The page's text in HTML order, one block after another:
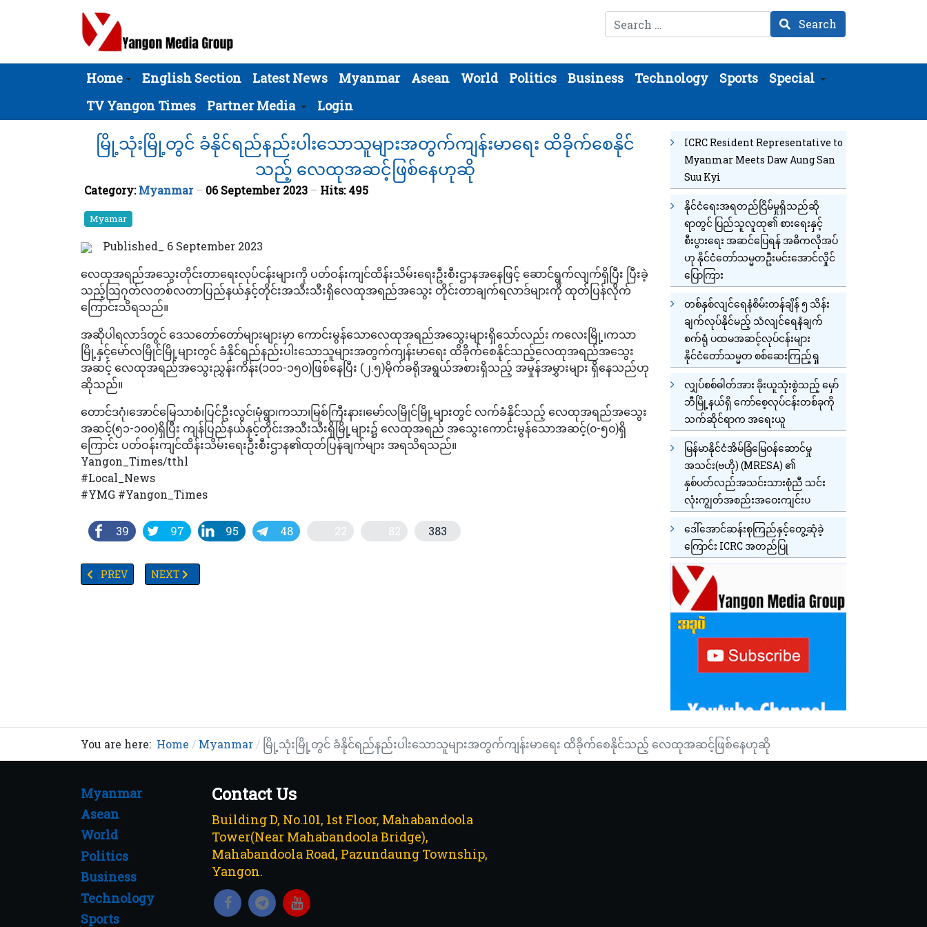
Search Search
Home English Section Latest News Myanmar Asean World Politics Business Technology Sports
Special
TV Yangon Times
Partner Media Login
မြို့သုံးမြို့တွင် ခံနိုင်ရည်နည်းပါးသောသူများအတွက်ကျန်းမာရေး ထိခိုက်စေနိုင်
သည့် လေထုအဆင့်ဖြစ်နေဟုဆို
Category:Myanmar 06 September 2023 Hits: 495
Myamar
Published_ 6 September 2023
လေထုအရည်အသွေးတိုင်းတာရေးလုပ်ငန်းများကို ပတ်ဝန်းကျင်ထိန်းသိမ်းရေးဦးစီးဌာနအနေဖြင့် ဆောင်ရွက်လျက်ရှိပြီး ပြီးခဲ့
သည့်ဩဂုတ်လတစ်လတာပြည်နယ်နှင့်တိုင်းအသီးသီးရှိလေထုအရည်အသွေး တိုင်းတာချက်ရလာဒ်များကို ထုတ်ပြန်လိုက်
ကြောင်းသိရသည်။
အဆိုပါရလာဒ်တွင် ဒေသတော်တော်များများမှာ ကောင်းမွန်သောလေထုအရည်အသွေးများရှိသော်လည်း ကလေးမြို့၊ကသာ
မြို့နှင့်မော်လမြိုင်မြို့များတွင် ခံနိုင်ရည်နည်းပါးသောသူများအတွက်ကျန်းမာရေး ထိခိုက်စေနိုင်သည့်လေထုအရည်အသွေး
အဆင့် လေထုအရည်အသွေးညွှန်းကိန်း(၁၀၁-၁၅၀)ဖြစ်နေပြီး (၂.၅)မိုက်ခရိုအရွယ်အစားရှိသည့် အမှုန်အမွှားများ ရှိနေသည်ဟု
ဆိုသည်။
တောင်ဒဂုံ၊အောင်မြေသာစံ၊ပြင်ဦးလွင်၊မုံရွာ၊ကသာ၊မြစ်ကြီးနား၊မော်လမြိုင်မြို့များတွင် လက်ခံနိုင်သည့် လေထုအရည်အသွေး
အဆင့်(၅၁-၁၀၀)ရှိပြီး ကျန်ပြည်နယ်နှင့်တိုင်းအသီးသီးရှိမြို့များ၌ လေထုအရည် အသွေးကောင်းမွန်သောအဆင့်(၀-၅၀)ရှိ
ကြောင်း ပတ်ဝန်းကျင်ထိန်းသိမ်းရေးဦးစီးဌာန၏ထုတ်ပြန်ချက်များ အရသိရသည်။
Yangon_Times/tthl
#Local_News
#YMG #Yangon_Times
39 97 95 48 22 82 383
PREVIOUS ARTICLE: အာရှအားကစားပြိုင်ပွဲအတွက် မြန်မာ့လက်ရွေးစင် အမျိုးသမီးအသင်း ခြေစမ်းပွဲများ ဆက်တိုက်ကစား
PREV NEXT ARTICLE: မြန်မာ့ထောပတ်သီးနှင့် ထောပတ်သီးအဆီကို လာမည့်အောက်တိုဘာလတွင် ဘာရိန်းနိုင်ငံသို့စမ်းသပ်တင်ပို့မှု လုပ်ဆောင်သွားမည်
NEXT
ICRC Resident Representative to
Myanmar Meets Daw Aung San
Suu Kyi
နိုင်ငံရေးအရတည်ငြိမ်မှုရှိသည်ဆို
ရာတွင် ပြည်သူလူထု၏ စားရေးနှင့်
စီးပွားရေး အဆင်ပြေရန် အဓိကလိုအပ်
ဟု နိုင်ငံတော်သမ္မတဦးမင်းအောင်လှိုင်
ပြောကြား
တစ်နှစ်လျင်ရေနံစိမ်းတန်ချိန် ၅ သိန်း
ချက်လုပ်နိုင်မည့် သံလျင်ရေနံချက်
စက်ရုံ ပထမအဆင့်လုပ်ငန်းများ
နိုင်ငံတော်သမ္မတ စစ်ဆေးကြည့်ရှု
လျှပ်စစ်ဓါတ်အား ခိုးယူသုံးစွဲသည့် မှော်
ဘီမြို့နယ်ရှိ ကော်စေ့လုပ်ငန်းတစ်ခုကို
သက်ဆိုင်ရာက အရေးယူ
မြန်မာနိုင်ငံအိမ်ခြံမြေဝန်ဆောင်မှု
အသင်း(ဗဟို) (MRESA) ၏
နှစ်ပတ်လည်အသင်းသားစုံညီ သင်း
လုံးကျွတ်အစည်းအဝေးကျင်းပ
ဒေါ်အောင်ဆန်းစုကြည်နှင့်တွေ့ဆုံခဲ့
ကြောင်း ICRC အတည်ပြု
You are here: Home Myanmar မြို့သုံးမြို့တွင် ခံနိုင်ရည်နည်းပါးသောသူများအတွက်ကျန်းမာရေး ထိခိုက်စေနိုင်သည့် လေထုအဆင့်ဖြစ်နေဟုဆို
Myanmar
Asean
World
Politics
Business
Technology
Sports
Contact Us
Building D, No.101, 1st Floor, Mahabandoola
Tower(Near Mahabandoola Bridge),
Mahabandoola Road, Pazundaung Township,
Yangon.